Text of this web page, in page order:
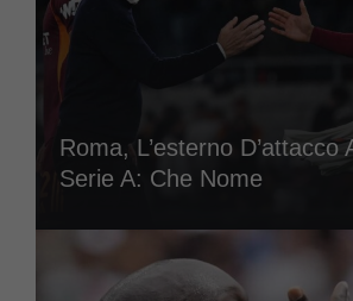
Roma, L’esterno D’attacco
Serie A: Che Nome